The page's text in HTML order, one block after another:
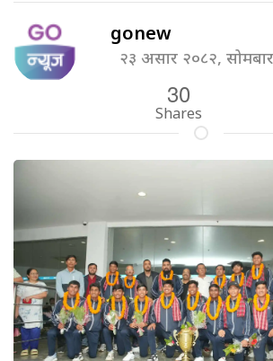
gonew
२३ असार २०८२, सोमबार
30
Shares